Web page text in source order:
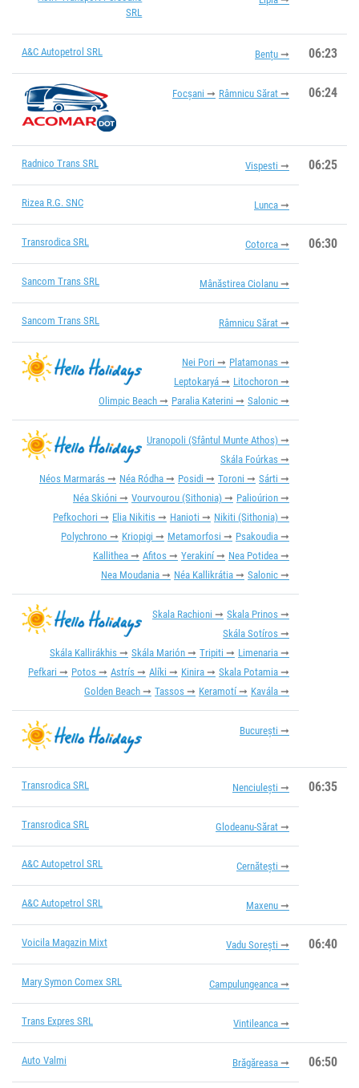
SRL
A&C Autopetrol SRL Bențu 06:23
Focșani Râmnicu Sărat 06:24
Radnico Trans SRL Vispesti 06:25
Rizea R.G. SNC Lunca
Transrodica SRL Cotorca 06:30
Sancom Trans SRL Mânăstirea Ciolanu
Sancom Trans SRL Râmnicu Sărat
Nei Pori
Platamonas
Leptokaryá
Litochoron
Olimpic Beach
Paralia Katerini Salonic
Uranopoli (Sfântul Munte Athos)
Skála Foúrkas
Néos Marmarás
Néa Ródha Posidi Toroni
Sárti
Néa Skióni
Vourvourou (Sithonia)
Palioúrion
Pefkochori
Elia Nikitis Hanioti
Nikiti (Sithonia)
Polychrono
Kriopigi Metamorfosi
Psakoudia
Kallithea
Afitos Yerakiní
Nea Potidea
Nea Moudania
Néa Kallikrátia Salonic
Skala Rachioni
Skala Prinos
Skála Sotíros
Skála Kallirákhis
Skála Marión Tripiti
Limenaria
Pefkari
Potos Astrís Alíki Kinira
Skala Potamia
Golden Beach
Tassos Keramotí Kavála
București
Transrodica SRL Nenciulești 06:35
Transrodica SRL Glodeanu-Sărat
A&C Autopetrol SRL Cernătești
A&C Autopetrol SRL Maxenu
Voicila Magazin Mixt Vadu Sorești 06:40
Mary Symon Comex SRL Campulungeanca
Trans Expres SRL Vintileanca
Auto Valmi Brăgăreasa 06:50